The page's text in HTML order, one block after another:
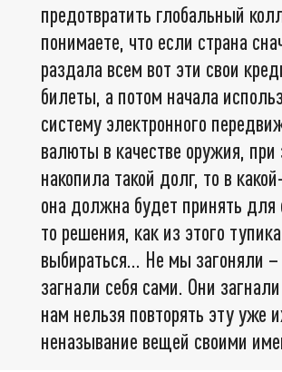
предотвратить глобальный
понимаете, что если страна
раздала всем вот эти свои
билеты, а потом начала
систему электронного
валюты в качестве оружия, при
накопила такой долг, то в
она должна будет принять для
то решения, как из этого тупика
выбираться… Не мы загоняли –
загнали себя сами. Они
нам нельзя повторять эту уже
неназывание вещей своими